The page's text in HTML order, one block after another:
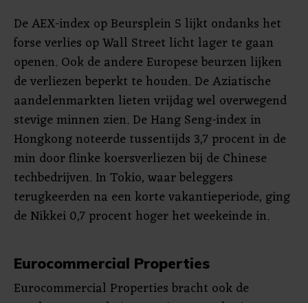
De AEX-index op Beursplein 5 lijkt ondanks het
forse verlies op Wall Street licht lager te gaan
openen. Ook de andere Europese beurzen lijken
de verliezen beperkt te houden. De Aziatische
aandelenmarkten lieten vrijdag wel overwegend
stevige minnen zien. De Hang Seng-index in
Hongkong noteerde tussentijds 3,7 procent in de
min door flinke koersverliezen bij de Chinese
techbedrijven. In Tokio, waar beleggers
terugkeerden na een korte vakantieperiode, ging
de Nikkei 0,7 procent hoger het weekeinde in.
Eurocommercial Properties
Eurocommercial Properties bracht ook de